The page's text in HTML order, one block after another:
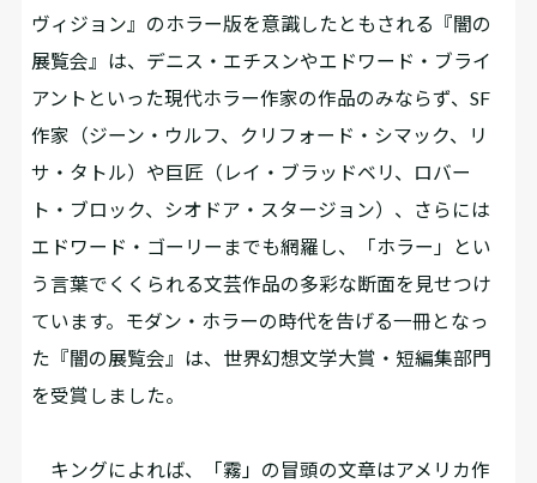
ヴィジョン』のホラー版を意識したともされる『闇の
展覧会』は、デニス・エチスンやエドワード・ブライ
アントといった現代ホラー作家の作品のみならず、SF
作家（ジーン・ウルフ、クリフォード・シマック、リ
サ・タトル）や巨匠（レイ・ブラッドベリ、ロバー
ト・ブロック、シオドア・スタージョン）、さらには
エドワード・ゴーリーまでも網羅し、「ホラー」とい
う言葉でくくられる文芸作品の多彩な断面を見せつけ
ています。モダン・ホラーの時代を告げる一冊となっ
た『闇の展覧会』は、世界幻想文学大賞・短編集部門
を受賞しました。
キングによれば、「霧」の冒頭の文章はアメリカ作